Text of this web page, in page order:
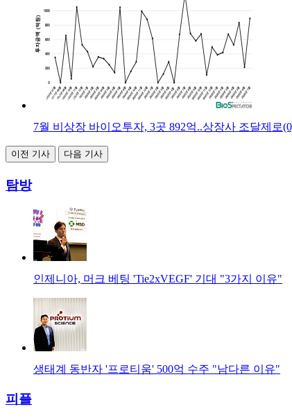
7월 비상장 바이오투자, 3곳 892억..상장사 조달제로
이전 기사 다음 기사
탐방
인제니아, 머크 베팅 'Tie2xVEGF' 기대 "3가지 이유"
생태계 동반자 '프로티움' 500억 수주 "남다른 이유"
피플